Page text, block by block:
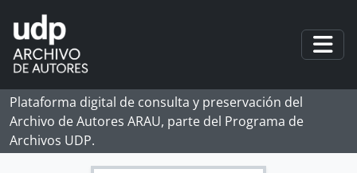
Skip to main content
Plataforma digital de consulta y preservación del
Archivo de Autores ARAU, parte del Programa de
Archivos UDP.